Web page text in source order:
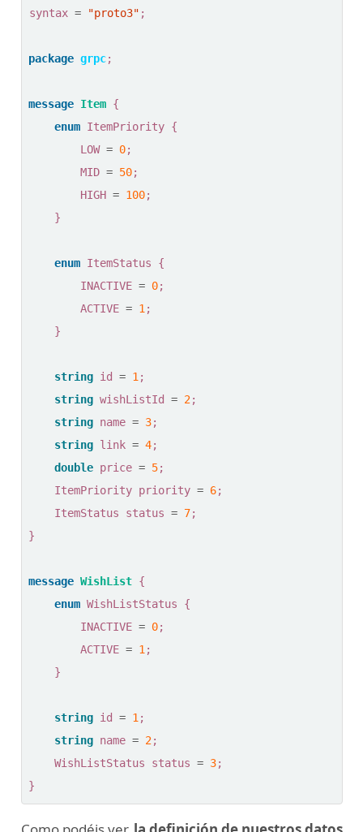
syntax = "proto3" ;
package grpc;
message Item {
enum ItemPriority {
LOW = 0;
MID = 50;
HIGH = 100;
}
enum ItemStatus
{
INACTIVE = 0;
ACTIVE = 1 ;
}
string id = 1 ;
string wishListId = 2;
string name = 3;
string link = 4;
double price = 5;
ItemPriority priority = 6;
ItemStatus
status = 7;
}
message WishList {
enum WishListStatus
{
INACTIVE = 0;
ACTIVE = 1 ;
}
string id = 1 ;
string name = 2;
WishListStatus
status = 3;
}